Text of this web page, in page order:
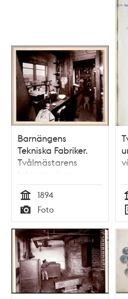
Barnängens
Tekniska Fabriker.
Tvålmästarens
laboratorium
Tid
1894
Typ
Foto